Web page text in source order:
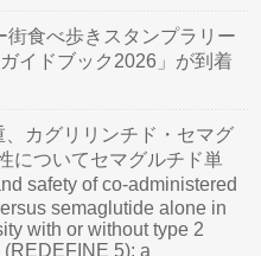
街食べ歩きスタンプラリー
イドブック2026」が到着
カグリリンチド・セマグ
についてセマグルチド単
safety of co-administered
semaglutide alone in
with or without type 2
5): a